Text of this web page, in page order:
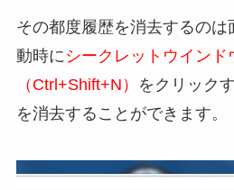
その都度履歴を消去するのは
動時に シークレットウインド
（Ctrl+Shift+N）
をクリック
を消去することができます。